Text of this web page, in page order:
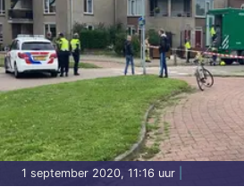
1 september 2020, 11:16 uur